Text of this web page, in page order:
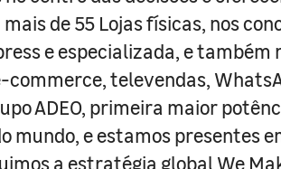
de 55 Lojas físicas, nos
e especializada, e
commerce, televendas,
ADEO, primeira maior
mundo, e estamos presentes
a estratégia global We